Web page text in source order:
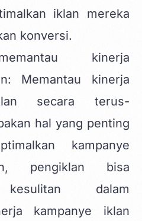
iklan mereka
konversi.
kinerja
Memantau kinerja
secara terus-
hal yang penting
kampanye
pengiklan bisa
kesulitan dalam
kampanye iklan